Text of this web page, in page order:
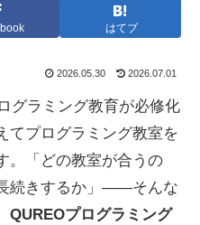
はてブ
2026.05.30 2026.07.01
グラミング教育が必修化
てプログラミング教室を
。「どの教室が合うの
続きするか」——そんな
QUREOプログラミング